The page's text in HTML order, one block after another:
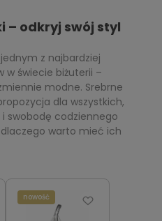
– odkryj swój styl
z najbardziej
w świecie biżuterii –
modne. Srebrne
dla wszystkich,
swobodę codziennego
dlaczego warto mieć ich
nowość